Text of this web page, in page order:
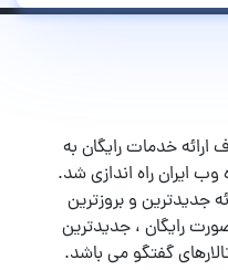
در سال ۱۳۸۶ با هدف ارائه خدمات رایگان به
وب ایران راه اندازی شد.
جدیدترین و بروزترین
رایگان ، جدیدترین
گفتگو می باشد.